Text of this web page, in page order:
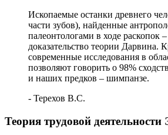
Ископаемые останки древнего
части зубов), найденные
палеонтологами в ходе раскопок
доказательство теории Дарвина.
современные исследования в
позволяют говорить о 98%
и наших предков – шимпанзе.
- Терехов В.С.
Теория трудовой деятельности